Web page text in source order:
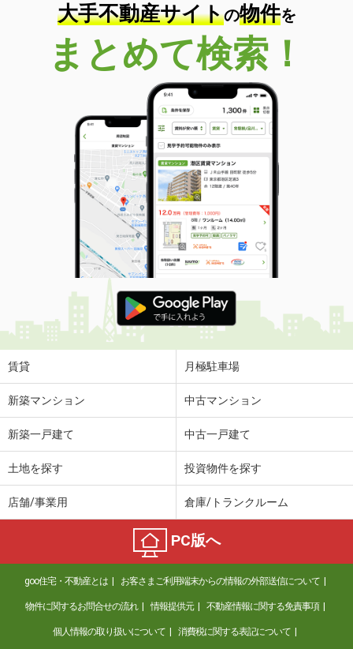
大手不動産サイトの物件を
まとめて検索！
賃貸 月極駐車場
新築マンション 中古マンション
新築一戸建て 中古一戸建て
土地を探す 投資物件を探す
店舗/事業用 倉庫/トランクルーム
PC版へ
goo住宅・不動産とは お客さまご利用端末からの情報の外部送信について
物件に関するお問合せの流れ 情報提供元 不動産情報に関する免責事項
個人情報の取り扱いについて 消費税に関する表記について